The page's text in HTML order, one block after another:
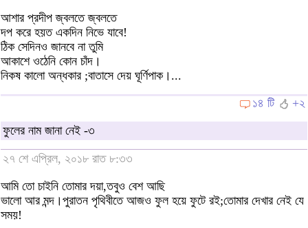
আশার প্রদীপ জ্বলতে জ্বলতে
দপ করে হয়ত একদিন নিভে যাবে!
ঠিক সেদিনও জানবে না তুমি
আকাশে ওঠেনি কোন চাঁদ।
নিকষ কালো অন্ধকার ;বাতাসে দেয় ঘূর্ণিপাক।...
১৪ টি
+২
ফুলের নাম জানা নেই -৩
২৭ শে এপ্রিল, ২০১৮ রাত ৮:৩৩
আমি তো চাইনি তোমার দয়া,তবুও বেশ আছি
ভালো আর মন্দ।পুরাতন পৃথিবীতে আজও ফুল হয়ে ফুটে রই;তোমার দেখার নেই যে
সময়!